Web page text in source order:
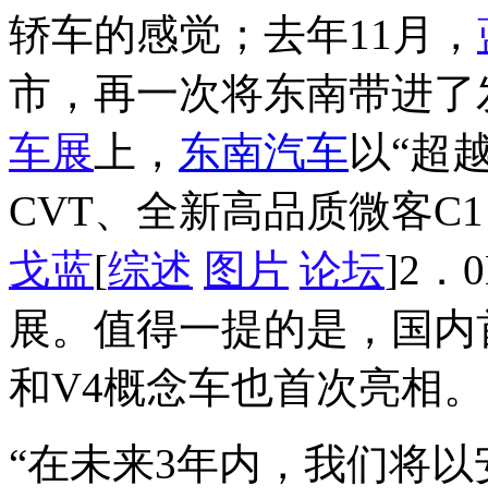
轿车的感觉；去年11月，
市，再一次将东南带进
车展 上， 东南汽车以“超
CVT、全新高品质微客
戈蓝[综述 图片 论坛]2．
展。值得一提的是，国
和V4概念车也首次亮相。
“在未来3年内，我们将